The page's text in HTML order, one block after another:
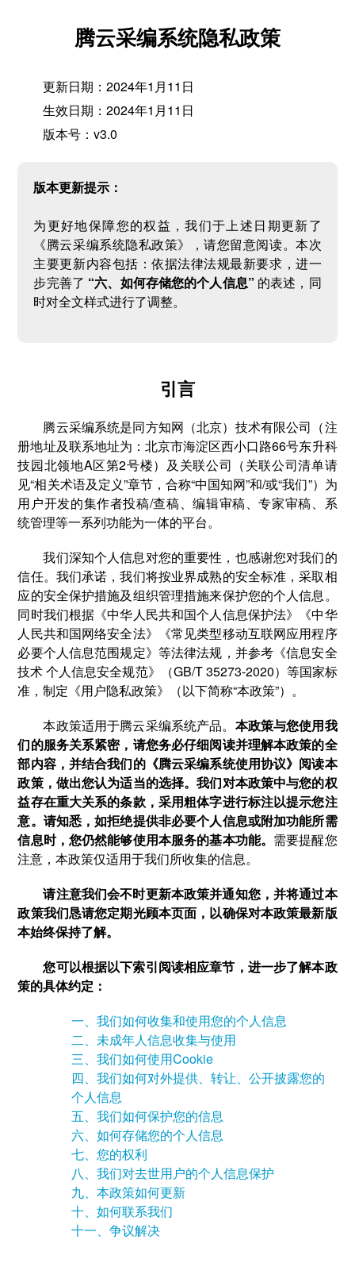
腾云采编系统隐私政策
更新日期：2024年1月11日
生效日期：2024年1月11日
版本号：v3.0
版本更新提示：
为更好地保障您的权益，我们于上述日期更新了
《腾云采编系统隐私政策》，请您留意阅读。本次
主要更新内容包括：依据法律法规最新要求，进一
步完善了 “六、如何存储您的个人信息” 的表述，同
时对全文样式进行了调整。
引言
腾云采编系统是同方知网（北京）技术有限公司（注
册地址及联系地址为：北京市海淀区西小口路66号东升科
技园北领地A区第2号楼）及关联公司（关联公司清单请
见“相关术语及定义”章节，合称“中国知网”和/或“我们”）为
用户开发的集作者投稿/查稿、编辑审稿、专家审稿、系
统管理等一系列功能为一体的平台。
我们深知个人信息对您的重要性，也感谢您对我们的
信任。我们承诺，我们将按业界成熟的安全标准，采取相
应的安全保护措施及组织管理措施来保护您的个人信息。
同时我们根据《中华人民共和国个人信息保护法》《中华
人民共和国网络安全法》《常见类型移动互联网应用程序
必要个人信息范围规定》等法律法规，并参考《信息安全
技术 个人信息安全规范》（GB/T 35273-2020）等国家标
准，制定《用户隐私政策》（以下简称“本政策”）。
本政策适用于腾云采编系统产品。 本政策与您使用我
们的服务关系紧密，请您务必仔细阅读并理解本政策的全
部内容，并结合我们的《腾云采编系统使用协议》阅读本
政策，做出您认为适当的选择。我们对本政策中与您的权
益存在重大关系的条款，采用粗体字进行标注以提示您注
意。请知悉，如拒绝提供非必要个人信息或附加功能所需
信息时，您仍然能够使用本服务的基本功能。 需要提醒您
注意，本政策仅适用于我们所收集的信息。
请注意我们会不时更新本政策并通知您，并将通过本
政策我们恳请您定期光顾本页面，以确保对本政策最新版
本始终保持了解。
您可以根据以下索引阅读相应章节，进一步了解本政
策的具体约定：
一、我们如何收集和使用您的个人信息
二、未成年人信息收集与使用
三、我们如何使用Cookie
四、我们如何对外提供、转让、公开披露您的
个人信息
五、我们如何保护您的信息
六、如何存储您的个人信息
七、您的权利
八、我们对去世用户的个人信息保护
九、本政策如何更新
十、如何联系我们
十一、争议解决